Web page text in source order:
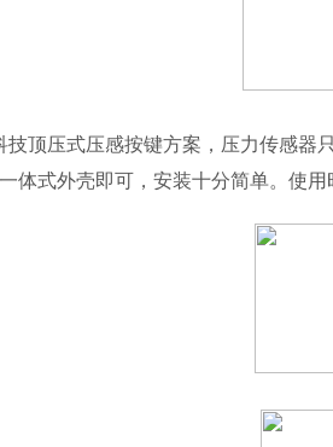
顶压式压感按键方案，压力传感
体式外壳即可，安装十分简单。使